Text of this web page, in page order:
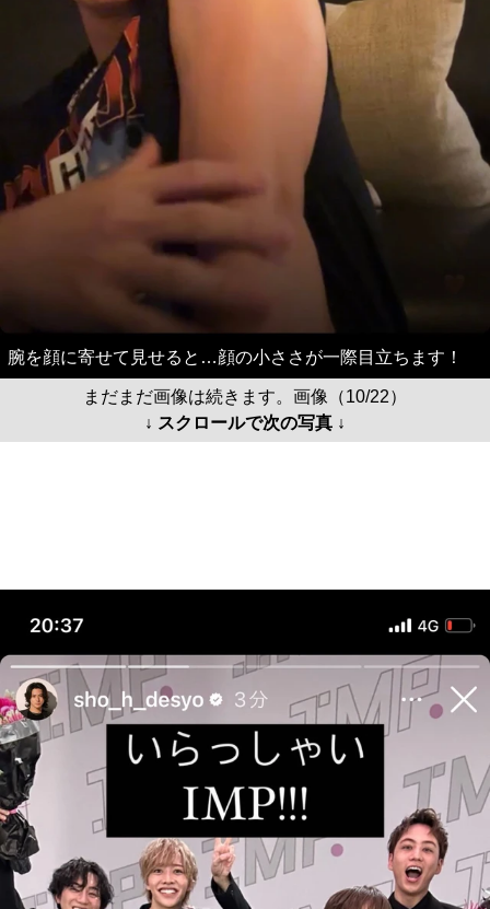
腕を顔に寄せて見せると…顔の小ささが一際目立ちます！
まだまだ画像は続きます。画像（10/22）
↓ スクロールで次の写真 ↓